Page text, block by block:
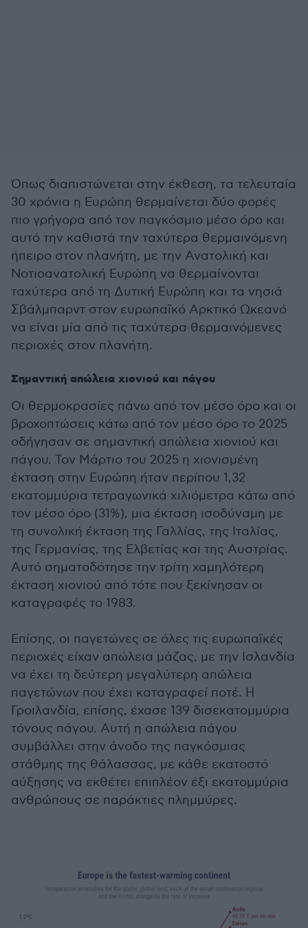
Όπως διαπιστώνεται στην έκθεση, τα τελευταία
30 χρόνια η Ευρώπη θερμαίνεται δύο φορές
πιο γρήγορα από τον παγκόσμιο μέσο όρο και
αυτό την καθιστά την ταχύτερα θερμαινόμενη
ήπειρο στον πλανήτη, με την Ανατολική και
Νοτιοανατολική Ευρώπη να θερμαίνονται
ταχύτερα από τη Δυτική Ευρώπη και τα νησιά
Σβάλμπαρντ στον ευρωπαϊκό Αρκτικό Ωκεανό
να είναι μία από τις ταχύτερα θερμαινόμενες
περιοχές στον πλανήτη.
Σημαντική απώλεια χιονιού και πάγου
Οι θερμοκρασίες πάνω από τον μέσο όρο και οι
βροχοπτώσεις κάτω από τον μέσο όρο το 2025
οδήγησαν σε σημαντική απώλεια χιονιού και
πάγου. Τον Μάρτιο του 2025 η χιονισμένη
έκταση στην Ευρώπη ήταν περίπου 1,32
εκατομμύρια τετραγωνικά χιλιόμετρα κάτω από
τον μέσο όρο (31%), μια έκταση ισοδύναμη με
τη συνολική έκταση της Γαλλίας, της Ιταλίας,
της Γερμανίας, της Ελβετίας και της Αυστρίας.
Αυτό σηματοδότησε την τρίτη χαμηλότερη
έκταση χιονιού από τότε που ξεκίνησαν οι
καταγραφές το 1983.
Επίσης, οι παγετώνες σε όλες τις ευρωπαϊκές
περιοχές είχαν απώλεια μάζας, με την Ισλανδία
να έχει τη δεύτερη μεγαλύτερη απώλεια
παγετώνων που έχει καταγραφεί ποτέ. Η
Γροιλανδία, επίσης, έχασε 139 δισεκατομμύρια
τόνους πάγου. Αυτή η απώλεια πάγου
συμβάλλει στην άνοδο της παγκόσμιας
στάθμης της θάλασσας, με κάθε εκατοστό
αύξησης να εκθέτει επιπλέον έξι εκατομμύρια
ανθρώπους σε παράκτιες πλημμύρες.